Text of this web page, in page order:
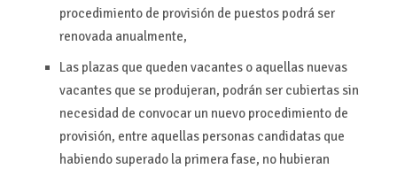
procedimiento de provisión de puestos podrá ser
renovada anualmente,
Las plazas que queden vacantes o aquellas nuevas
vacantes que se produjeran, podrán ser cubiertas sin
necesidad de convocar un nuevo procedimiento de
provisión, entre aquellas personas candidatas que
habiendo superado la primera fase, no hubieran